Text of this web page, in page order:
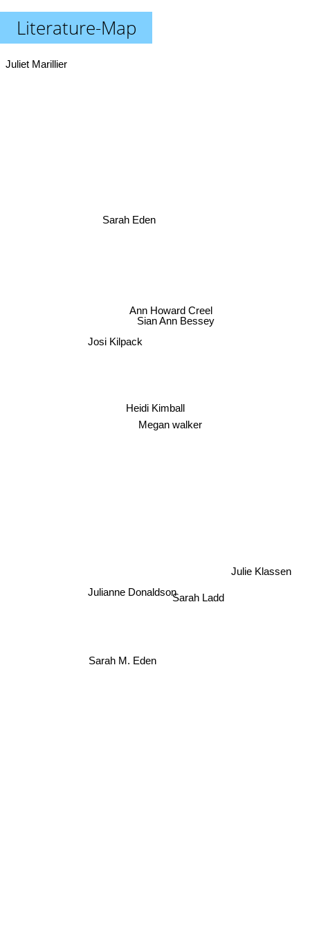
Literature-Map
Heidi Kimball
Megan walker
Sian Ann Bessey
Ann Howard Creel
Josi Kilpack
Julianne DonaldsonSarah Ladd
Sarah M. Eden
Julie Klassen
Sarah Eden
Juliet Marillier